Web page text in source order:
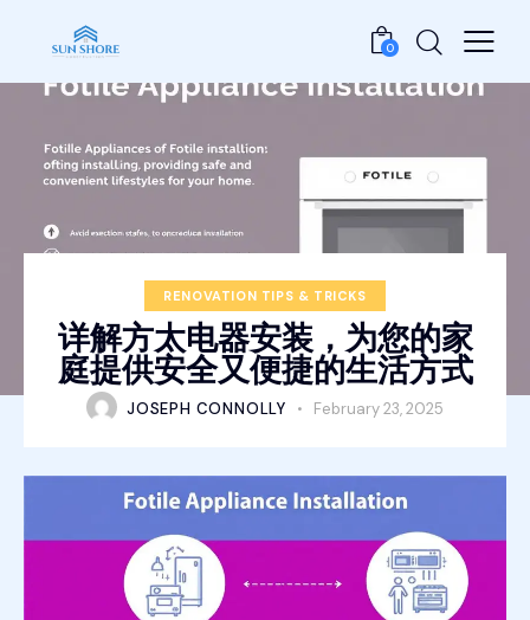
0
RENOVATION TIPS & TRICKS
详解方太电器安装，为您的家
庭提供安全又便捷的生活方式
JOSEPH CONNOLLY February 23, 2025